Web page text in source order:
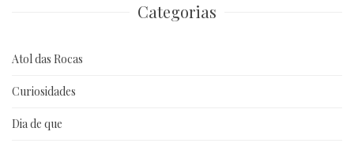
Categorias
Atol das Rocas
Curiosidades
Dia de que